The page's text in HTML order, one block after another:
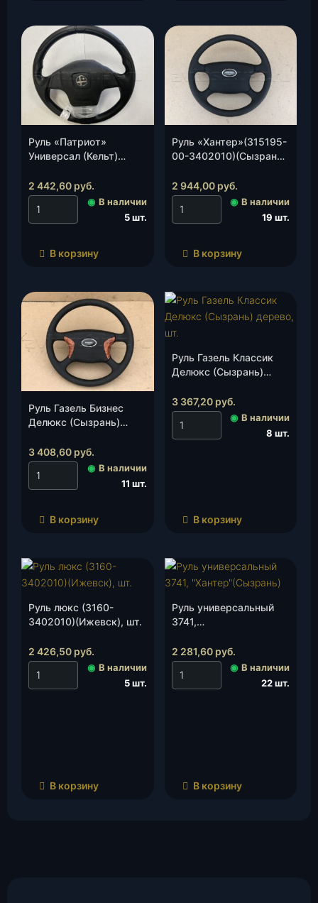
Руль «Патриот»
Универсал (Кельт)
шт.
2 442,60 руб.
◉ В наличии
5 шт.
В корзину
Руль «Хантер»(315195-
00-3402010)(Сызрань),
2 944,00 руб.
◉ В наличии
19 шт.
В корзину
Руль Газель Бизнес
Делюкс (Сызрань)
3 408,60 руб.
◉ В наличии
11 шт.
В корзину
Руль Газель Классик
Делюкс (Сызрань)
3 367,20 руб.
◉ В наличии
8 шт.
В корзину
Руль люкс (3160-
3402010)(Ижевск), шт.
2 426,50 руб.
◉ В наличии
5 шт.
В корзину
Руль универсальный
3741,
2 281,60 руб.
◉ В наличии
22 шт.
В корзину